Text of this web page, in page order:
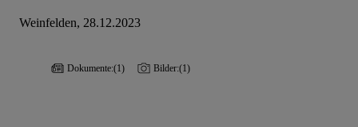
Weinfelden, 28.12.2023
Dokumente:(1) Bilder:(1)